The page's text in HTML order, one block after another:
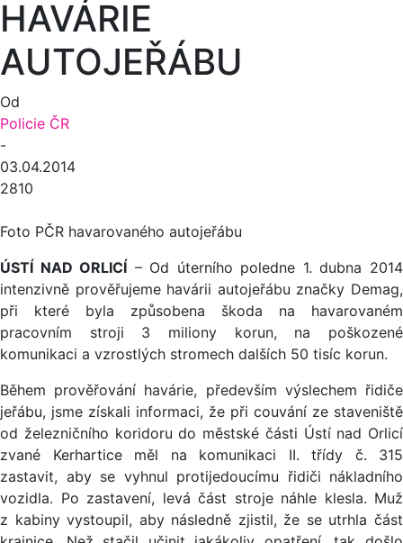
HAVÁRIE
AUTOJEŘÁBU
Od
Policie ČR
-
03.04.2014
2810
Foto PČR havarovaného autojeřábu
ÚSTÍ NAD ORLICÍ – Od úterního poledne 1. dubna 2014
intenzivně prověřujeme havárii autojeřábu značky Demag,
při které byla způsobena škoda na havarovaném
pracovním stroji 3 miliony korun, na poškozené
komunikaci a vzrostlých stromech dalších 50 tisíc korun.
Během prověřování havárie, především výslechem řidiče
jeřábu, jsme získali informaci, že při couvání ze staveniště
od železničního koridoru do městské části Ústí nad Orlicí
zvané Kerhartice měl na komunikaci II. třídy č. 315
zastavit, aby se vyhnul protijedoucímu řidiči nákladního
vozidla. Po zastavení, levá část stroje náhle klesla. Muž
z kabiny vystoupil, aby následně zjistil, že se utrhla část